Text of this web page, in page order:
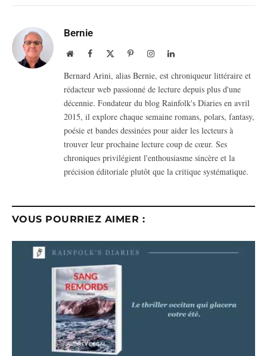
Bernie
WebsiteFacebook PinterestInstagramLinkedIn
Bernard Arini, alias Bernie, est chroniqueur littéraire et
rédacteur web passionné de lecture depuis plus d'une
décennie. Fondateur du blog Rainfolk's Diaries en avril
2015, il explore chaque semaine romans, polars, fantasy,
poésie et bandes dessinées pour aider les lecteurs à
trouver leur prochaine lecture coup de cœur. Ses
chroniques privilégient l'enthousiasme sincère et la
précision éditoriale plutôt que la critique systématique.
VOUS POURRIEZ AIMER :